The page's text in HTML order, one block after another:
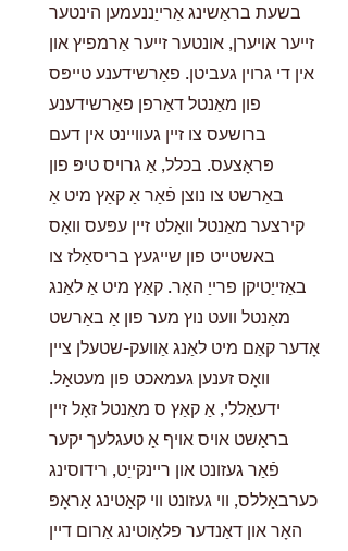
בשעת בראַשינג אַרייַננעמען הינטער
זייער אויערן, אונטער זייער אַרמפיץ און
אין די גרוין געביטן. פאַרשידענע טייפּס
פון מאַנטל דאַרפן פאַרשידענע
ברושעס צו זיין געוויינט אין דעם
פּראָצעס. בכלל, אַ גרויס טיפּ פון
באַרשט צו נוצן פֿאַר אַ קאַץ מיט אַ
קירצער מאַנטל וואָלט זיין עפּעס וואָס
באשטייט פון שייגעץ בריסאַלז צו
באַזייַטיקן פרייַ האָר. קאַץ מיט אַ לאַנג
מאַנטל וועט נוץ מער פון אַ באַרשט
אָדער קאַם מיט לאַנג אַוועק-שטעלן ציין
וואָס זענען געמאכט פון מעטאַל.
ידעאַללי, אַ קאַץ ס מאַנטל זאָל זיין
בראַשט אויס אויף אַ טעגלעך יקער
פֿאַר געזונט און ריינקייַט, רידוסינג
כערבאַללס, ווי געזונט ווי קאַטינג אַראָפּ
האָר און דאַנדער פלאָוטינג אַרום דיין